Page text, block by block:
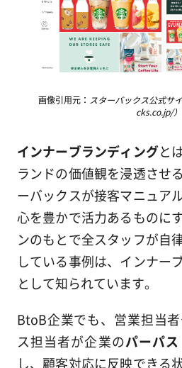
画像引用元： スターバックス公式
cks.co.jp/）
インナーブランディングと
ランドの価値観を浸透させ
ーバックスが接客マニュア
心を豊かで活力あるものに
ンのもとで全スタッフが自
している事例は、インナー
として知られています。
BtoB企業でも、営業担当
ス担当者が企業のパーパス
し、顧客対応に反映できる